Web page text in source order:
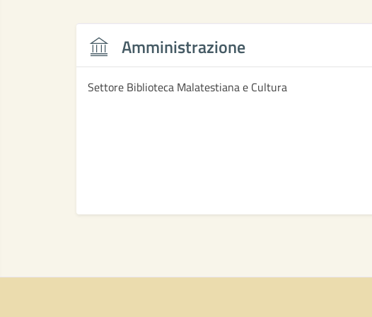
Amministrazione
Settore Biblioteca Malatestiana e Cultura